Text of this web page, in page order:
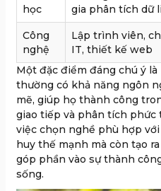
học
gia phân tích dữ
Công
nghệ
Lập trình viên,
IT, thiết kế web
Một đặc điểm đáng chú ý
thường có khả năng ngôn
mẽ, giúp họ thành công
giao tiếp và phân tích phức
việc chọn nghề phù hợp
huy thế mạnh mà còn tạo
góp phần vào sự thành
sống.